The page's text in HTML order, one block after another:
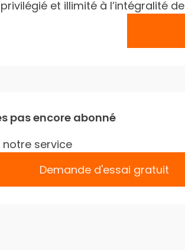
et illimité à l’intégralité
pas encore abonné
notre service
Demande d'essai gratuit